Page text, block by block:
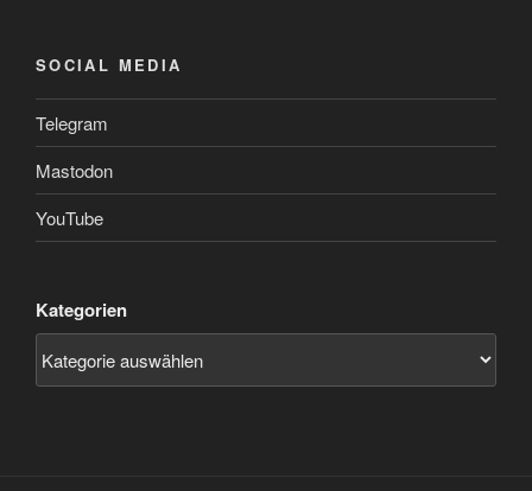
SOCIAL MEDIA
Telegram
Mastodon
YouTube
Kategorien